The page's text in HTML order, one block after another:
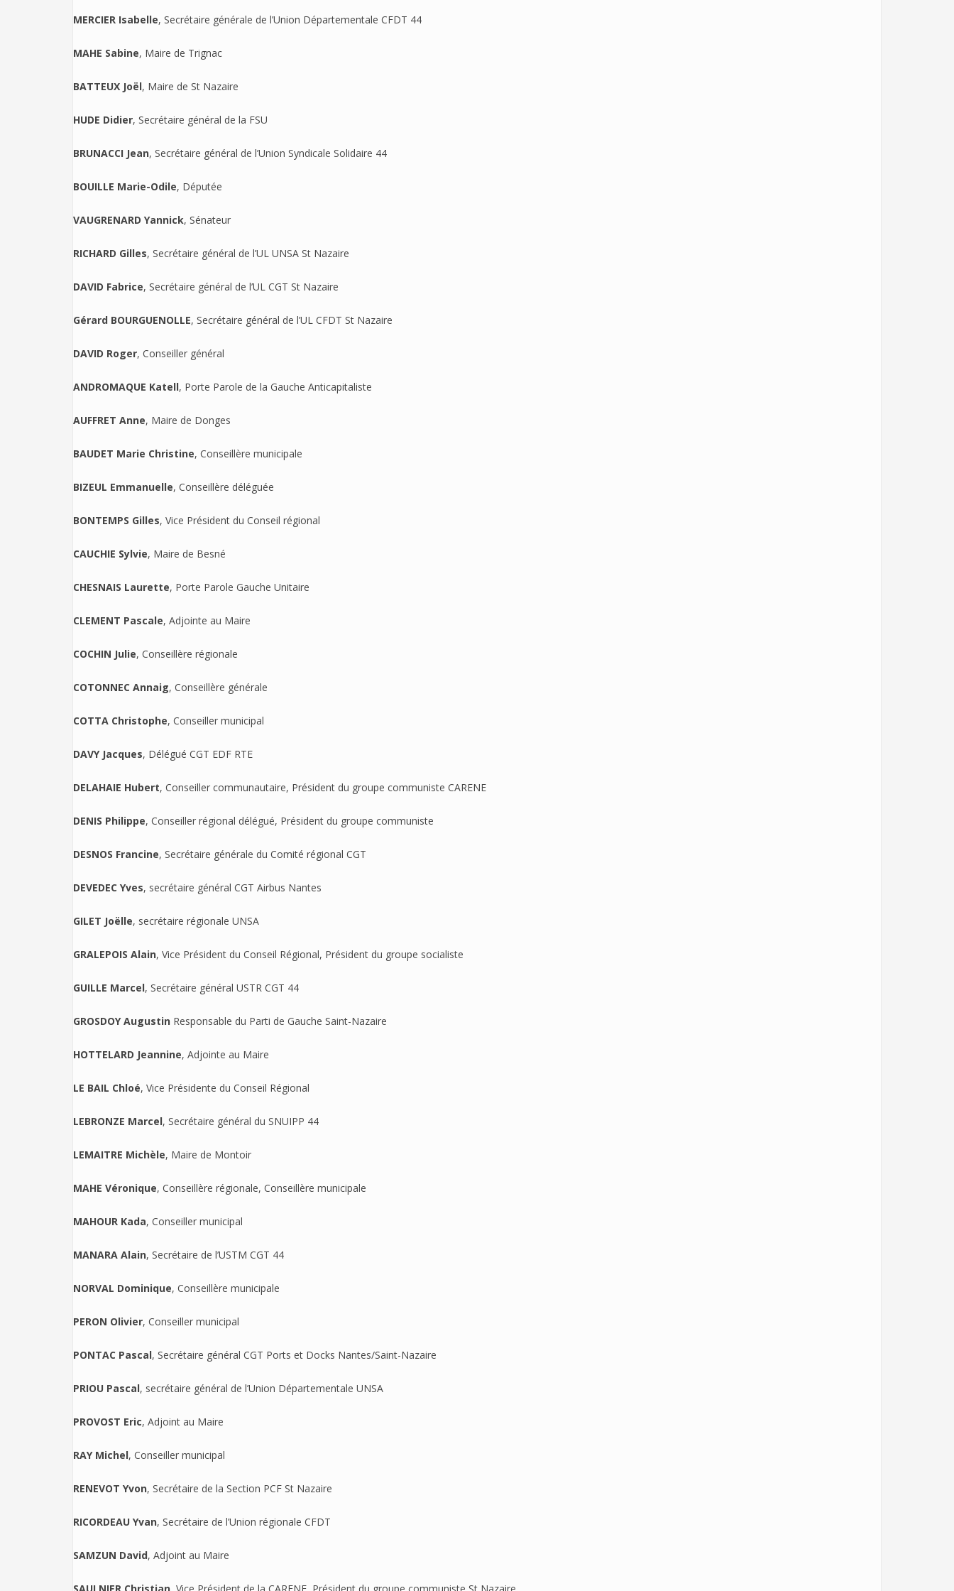
MERCIER Isabelle, Secrétaire générale de l’Union Départementale CFDT 44
MAHE Sabine, Maire de Trignac
BATTEUX Joël, Maire de St Nazaire
HUDE Didier, Secrétaire général de la FSU
BRUNACCI Jean, Secrétaire général de l’Union Syndicale Solidaire 44
BOUILLE Marie-Odile, Députée
VAUGRENARD Yannick, Sénateur
RICHARD Gilles, Secrétaire général de l’UL UNSA St Nazaire
DAVID Fabrice, Secrétaire général de l’UL CGT St Nazaire
Gérard BOURGUENOLLE, Secrétaire général de l’UL CFDT St Nazaire
DAVID Roger, Conseiller général
ANDROMAQUE Katell, Porte Parole de la Gauche Anticapitaliste
AUFFRET Anne, Maire de Donges
BAUDET Marie Christine, Conseillère municipale
BIZEUL Emmanuelle, Conseillère déléguée
BONTEMPS Gilles, Vice Président du Conseil régional
CAUCHIE Sylvie, Maire de Besné
CHESNAIS Laurette, Porte Parole Gauche Unitaire
CLEMENT Pascale, Adjointe au Maire
COCHIN Julie, Conseillère régionale
COTONNEC Annaig, Conseillère générale
COTTA Christophe, Conseiller municipal
DAVY Jacques, Délégué CGT EDF RTE
DELAHAIE Hubert, Conseiller communautaire, Président du groupe communiste CARENE
DENIS Philippe, Conseiller régional délégué, Président du groupe communiste
DESNOS Francine, Secrétaire générale du Comité régional CGT
DEVEDEC Yves, secrétaire général CGT Airbus Nantes
GILET Joëlle, secrétaire régionale UNSA
GRALEPOIS Alain, Vice Président du Conseil Régional, Président du groupe socialiste
GUILLE Marcel, Secrétaire général USTR CGT 44
GROSDOY Augustin Responsable du Parti de Gauche Saint-Nazaire
HOTTELARD Jeannine, Adjointe au Maire
LE BAIL Chloé, Vice Présidente du Conseil Régional
LEBRONZE Marcel, Secrétaire général du SNUIPP 44
LEMAITRE Michèle, Maire de Montoir
MAHE Véronique, Conseillère régionale, Conseillère municipale
MAHOUR Kada, Conseiller municipal
MANARA Alain, Secrétaire de l’USTM CGT 44
NORVAL Dominique, Conseillère municipale
PERON Olivier, Conseiller municipal
PONTAC Pascal, Secrétaire général CGT Ports et Docks Nantes/Saint-Nazaire
PRIOU Pascal, secrétaire général de l’Union Départementale UNSA
PROVOST Eric, Adjoint au Maire
RAY Michel, Conseiller municipal
RENEVOT Yvon, Secrétaire de la Section PCF St Nazaire
RICORDEAU Yvan, Secrétaire de l’Union régionale CFDT
SAMZUN David, Adjoint au Maire